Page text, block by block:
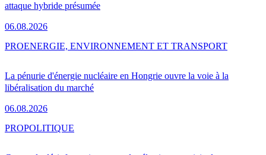
attaque hybride présumée
06.08.2026
La pénurie d'énergie nucléaire en Hongrie ouvre la voie à la
libéralisation du marché
06.08.2026
PROENERGIE, ENVIRONNEMENT ET TRANSPORT
PROPOLITIQUE